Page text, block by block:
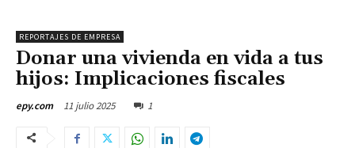
REPORTAJES DE EMPRESA
Donar una vivienda en vida a tus
hijos: Implicaciones fiscales
epy.com 11 julio 2025 1